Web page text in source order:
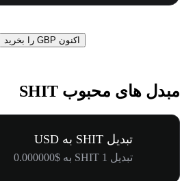
اکنون GBP را بخرید
مبدل های محبوب SHIT
تبدیل SHIT به USD
تبدیل 1 SHIT به $0.000000